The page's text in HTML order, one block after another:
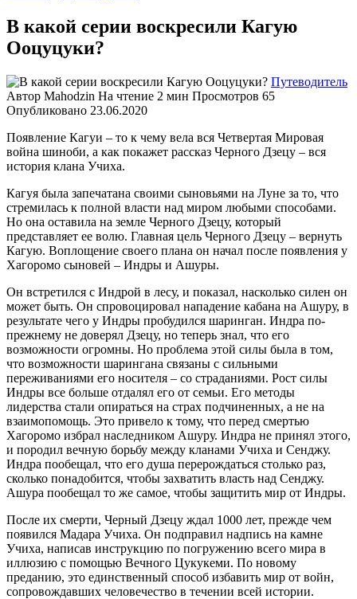
В какой серии воскресили Кагую
Ооцуцуки?
Путеводитель
Автор Mahodzin На чтение 2 мин Просмотров 65
Опубликовано 23.06.2020
Появление Кагуи – то к чему вела вся Четвертая Мировая
война шиноби, а как покажет рассказ Черного Дзецу – вся
история клана Учиха.
Кагуя была запечатана своими сыновьями на Луне за то, что
стремилась к полной власти над миром любыми способами.
Но она оставила на земле Черного Дзецу, который
представляет ее волю. Главная цель Черного Дзецу – вернуть
Кагую. Воплощение своего плана он начал после появления у
Хагоромо сыновей – Индры и Ашуры.
Он встретился с Индрой в лесу, и показал, насколько силен он
может быть. Он спровоцировал нападение кабана на Ашуру, в
результате чего у Индры пробудился шаринган. Индра по-
прежнему не доверял Дзецу, но теперь знал, что его
возможности огромны. Но проблема этой силы была в том,
что возможности шарингана связаны с сильными
переживаниями его носителя – со страданиями. Рост силы
Индры все больше отдалял его от семьи. Его методы
лидерства стали опираться на страх подчиненных, а не на
взаимопомощь. Это привело к тому, что перед смертью
Хагоромо избрал наследником Ашуру. Индра не принял этого,
и породил вечную борьбу между кланами Учиха и Сенджу.
Индра пообещал, что его душа перерождаться столько раз,
сколько понадобится, чтобы захватить власть над Сенджу.
Ашура пообещал то же самое, чтобы защитить мир от Индры.
После их смерти, Черный Дзецу ждал 1000 лет, прежде чем
появился Мадара Учиха. Он подправил надпись на камне
Учиха, написав инструкцию по погружению всего мира в
иллюзию с помощью Вечного Цукукеми. По новому
преданию, это единственный способ избавить мир от войн,
сопровождавших человечество в течении всей истории.